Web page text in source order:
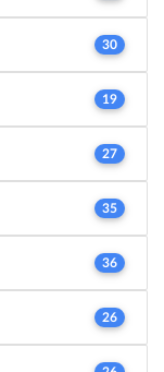
30
19
27
35
36
26